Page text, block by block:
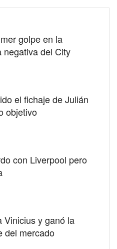
golpe en la
negativa del City
el fichaje de Julián
objetivo
con Liverpool pero
Vinicius y ganó la
del mercado